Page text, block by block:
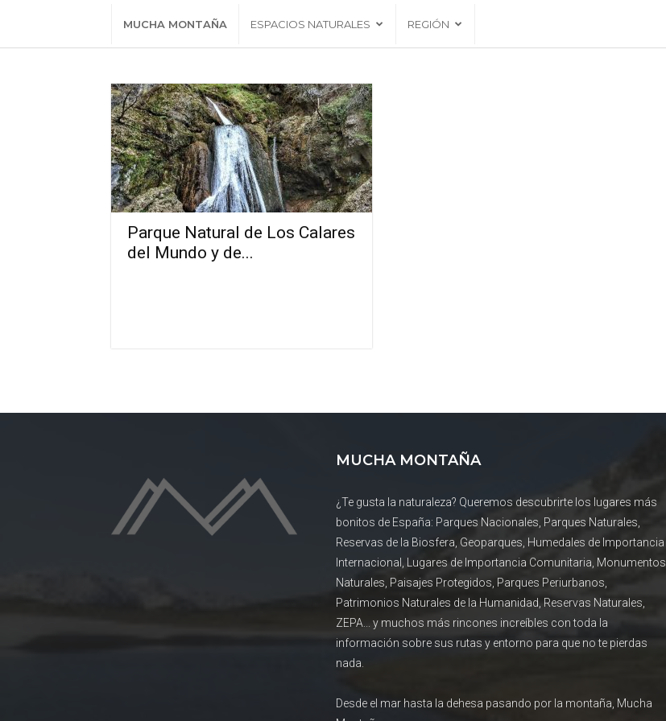
MUCHA MONTAÑA ESPACIOS NATURALES REGIÓN
Parque Natural de Los Calares
del Mundo y de...
MUCHA MONTAÑA
¿Te gusta la naturaleza? Queremos descubrirte los lugares más
bonitos de España: Parques Nacionales, Parques Naturales,
Reservas de la Biosfera, Geoparques, Humedales de Importancia
Internacional, Lugares de Importancia Comunitaria, Monumentos
Naturales, Paisajes Protegidos, Parques Periurbanos,
Patrimonios Naturales de la Humanidad, Reservas Naturales,
ZEPA... y muchos más rincones increíbles con toda la
información sobre sus rutas y entorno para que no te pierdas
nada.
Desde el mar hasta la dehesa pasando por la montaña, Mucha